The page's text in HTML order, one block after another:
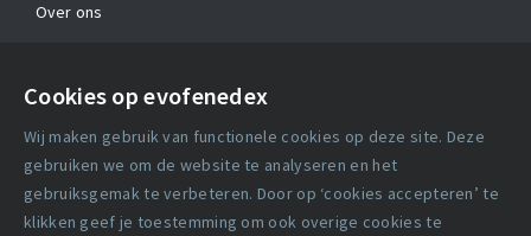
Cookies op evofenedex
Wij maken gebruik van functionele cookies op deze site. Deze
gebruiken we om de website te analyseren en het
gebruiksgemak te verbeteren. Door op ‘cookies accepteren’ te
klikken geef je toestemming om ook overige cookies te
Over ons
Algemene voorwaarden
Cookie verklaring
Copyright statement